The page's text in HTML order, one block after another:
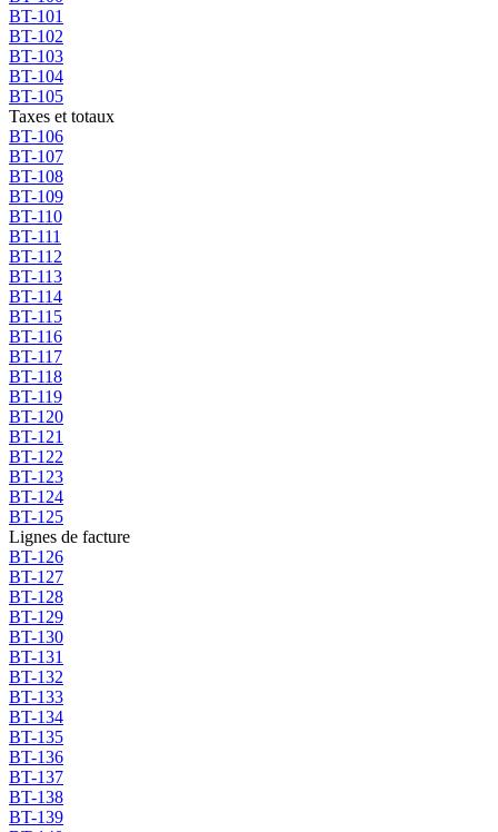
BT-101
BT-102
BT-103
BT-104
BT-105
Taxes et totaux
BT-106
BT-107
BT-108
BT-109
BT-110
BT-111
BT-112
BT-113
BT-114
BT-115
BT-116
BT-117
BT-118
BT-119
BT-120
BT-121
BT-122
BT-123
BT-124
BT-125
Lignes de facture
BT-126
BT-127
BT-128
BT-129
BT-130
BT-131
BT-132
BT-133
BT-134
BT-135
BT-136
BT-137
BT-138
BT-139